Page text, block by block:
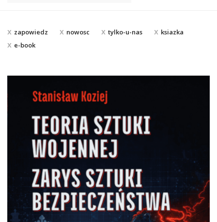
zapowiedz nowosc tylko-u-nas
ksiazka
e-book